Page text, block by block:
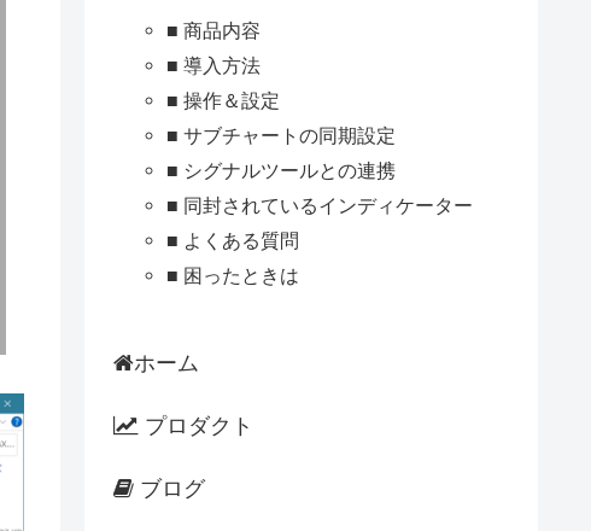
■ 商品内容
■ 導入方法
■ 操作＆設定
■ サブチャートの同期設定
■ シグナルツールとの連携
■ 同封されているインディケーター
■ よくある質問
■ 困ったときは
ホーム
プロダクト
ブログ